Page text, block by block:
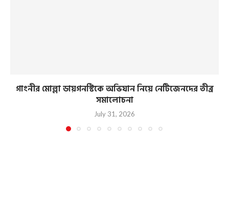
গাংনীর মোল্লা ডায়গনস্টিকে অভিযান নিয়ে নেটিজেনদের তীব্র
সমালোচনা
July 31, 2026